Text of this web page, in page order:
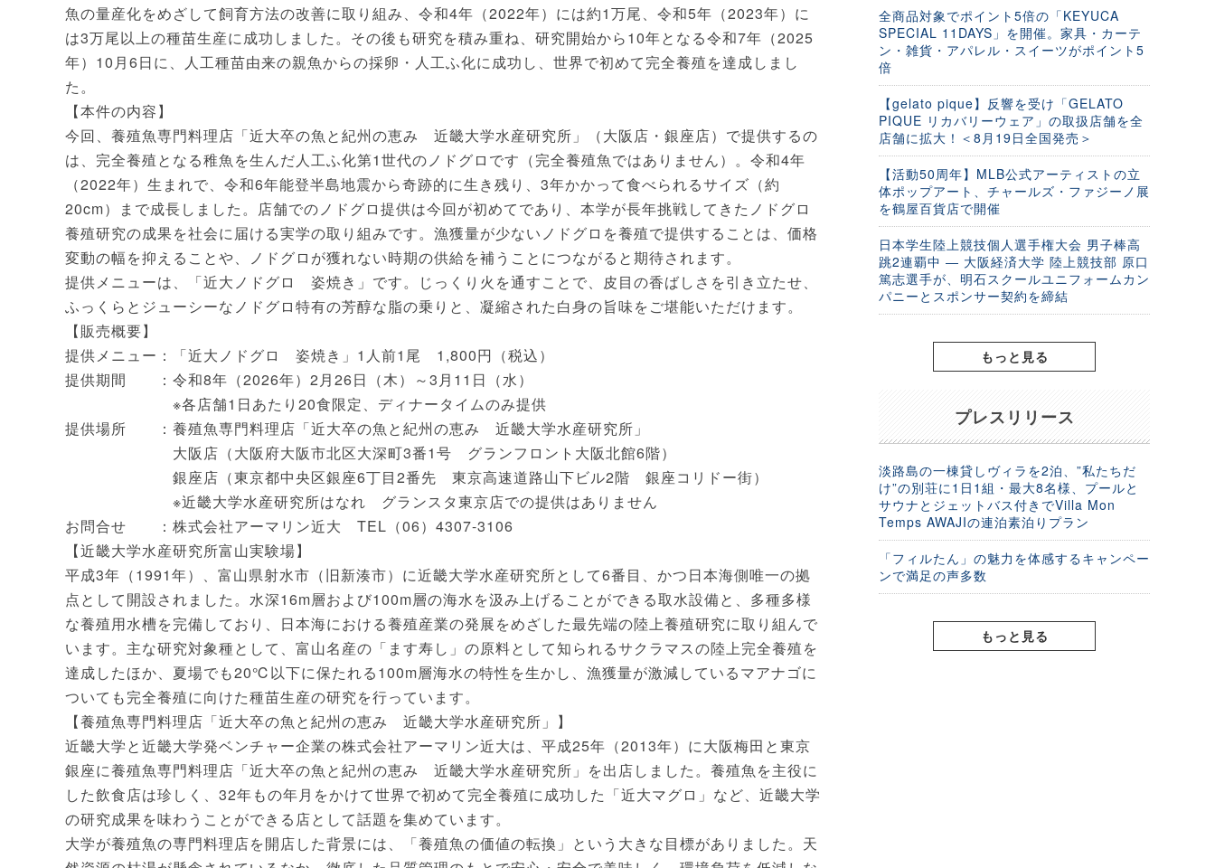
魚の量産化をめざして飼育方法の改善に取り組み、令和4年（2022年）には約1万尾、令和5年（2023年）に
は3万尾以上の種苗生産に成功しました。その後も研究を積み重ね、研究開始から10年となる令和7年（2025
年）10月6日に、人工種苗由来の親魚からの採卵・人工ふ化に成功し、世界で初めて完全養殖を達成しまし
た。
【本件の内容】
今回、養殖魚専門料理店「近大卒の魚と紀州の恵み 近畿大学水産研究所」（大阪店・銀座店）で提供するの
は、完全養殖となる稚魚を生んだ人工ふ化第1世代のノドグロです（完全養殖魚ではありません）。令和4年
（2022年）生まれで、令和6年能登半島地震から奇跡的に生き残り、3年かかって食べられるサイズ（約
20cm）まで成長しました。店舗でのノドグロ提供は今回が初めてであり、本学が長年挑戦してきたノドグロ
養殖研究の成果を社会に届ける実学の取り組みです。漁獲量が少ないノドグロを養殖で提供することは、価格
変動の幅を抑えることや、ノドグロが獲れない時期の供給を補うことにつながると期待されます。
提供メニューは、「近大ノドグロ 姿焼き」です。じっくり火を通すことで、皮目の香ばしさを引き立たせ、
ふっくらとジューシーなノドグロ特有の芳醇な脂の乗りと、凝縮された白身の旨味をご堪能いただけます。
【販売概要】
提供メニュー：「近大ノドグロ 姿焼き」1人前1尾 1,800円（税込）
提供期間 ：令和8年（2026年）2月26日（木）～3月11日（水）
※各店舗1日あたり20食限定、ディナータイムのみ提供
提供場所 ：養殖魚専門料理店「近大卒の魚と紀州の恵み 近畿大学水産研究所」
大阪店（大阪府大阪市北区大深町3番1号 グランフロント大阪北館6階）
銀座店（東京都中央区銀座6丁目2番先 東京高速道路山下ビル2階 銀座コリドー街）
※近畿大学水産研究所はなれ グランスタ東京店での提供はありません
お問合せ ：株式会社アーマリン近大 TEL（06）4307-3106
【近畿大学水産研究所富山実験場】
平成3年（1991年）、富山県射水市（旧新湊市）に近畿大学水産研究所として6番目、かつ日本海側唯一の拠
点として開設されました。水深16m層および100m層の海水を汲み上げることができる取水設備と、多種多様
な養殖用水槽を完備しており、日本海における養殖産業の発展をめざした最先端の陸上養殖研究に取り組んで
います。主な研究対象種として、富山名産の「ます寿し」の原料として知られるサクラマスの陸上完全養殖を
達成したほか、夏場でも20℃以下に保たれる100m層海水の特性を生かし、漁獲量が激減しているマアナゴに
ついても完全養殖に向けた種苗生産の研究を行っています。
【養殖魚専門料理店「近大卒の魚と紀州の恵み 近畿大学水産研究所」】
近畿大学と近畿大学発ベンチャー企業の株式会社アーマリン近大は、平成25年（2013年）に大阪梅田と東京
銀座に養殖魚専門料理店「近大卒の魚と紀州の恵み 近畿大学水産研究所」を出店しました。養殖魚を主役に
した飲食店は珍しく、32年もの年月をかけて世界で初めて完全養殖に成功した「近大マグロ」など、近畿大学
の研究成果を味わうことができる店として話題を集めています。
大学が養殖魚の専門料理店を開店した背景には、「養殖魚の価値の転換」という大きな目標がありました。天
全商品対象でポイント5倍の「KEYUCA
SPECIAL 11DAYS」を開催。家具・カーテ
ン・雑貨・アパレル・スイーツがポイント5
倍
【gelato pique】反響を受け「GELATO
PIQUE リカバリーウェア」の取扱店舗を全
店舗に拡大！＜8月19日全国発売＞
【活動50周年】MLB公式アーティストの立
体ポップアート、チャールズ・ファジーノ展
を鶴屋百貨店で開催
日本学生陸上競技個人選手権大会 男子棒高
跳2連覇中 ― 大阪経済大学 陸上競技部 原口
篤志選手が、明石スクールユニフォームカン
パニーとスポンサー契約を締結
もっと見る
プレスリリース
淡路島の一棟貸しヴィラを2泊、”私たちだ
け”の別荘に1日1組・最大8名様、プールと
サウナとジェットバス付きでVilla Mon
Temps AWAJIの連泊素泊りプラン
「フィルたん」の魅力を体感するキャンペー
ンで満足の声多数
もっと見る